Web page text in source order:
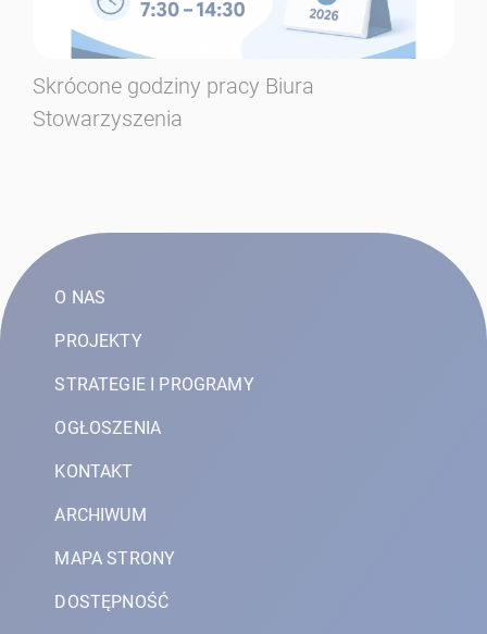
Skrócone godziny pracy Biura
Stowarzyszenia
O NAS
PROJEKTY
STRATEGIE I PROGRAMY
OGŁOSZENIA
KONTAKT
ARCHIWUM
MAPA STRONY
DOSTĘPNOŚĆ